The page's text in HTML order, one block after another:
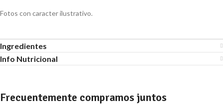
Fotos con caracter ilustrativo.
Ingredientes
Info Nutricional
Frecuentemente compramos juntos